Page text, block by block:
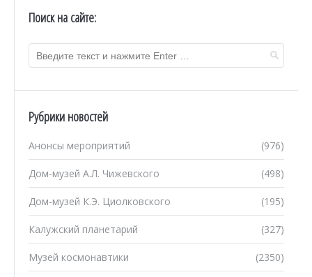
Поиск на сайте:
Рубрики новостей
(976)
Анонсы мероприятий
(498)
Дом-музей А.Л. Чижевского
(195)
Дом-музей К.Э. Циолковского
(327)
Калужский планетарий
(2350)
Музей космонавтики